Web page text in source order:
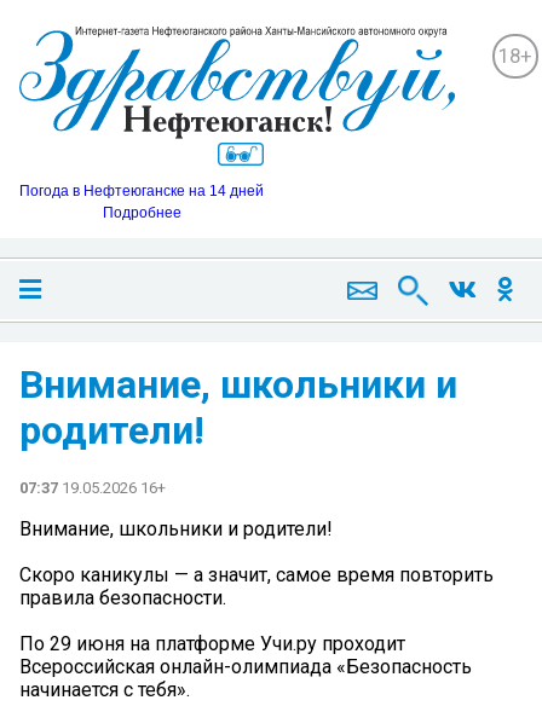
18+
Погода в Нефтеюганске на 14 дней
Подробнее
Внимание, школьники и
родители!
07:37 19.05.2026 16+
Внимание, школьники и родители!
Скоро каникулы — а значит, самое время повторить
правила безопасности.
По 29 июня на платформе Учи.ру проходит
Всероссийская онлайн-олимпиада «Безопасность
начинается с тебя». ️